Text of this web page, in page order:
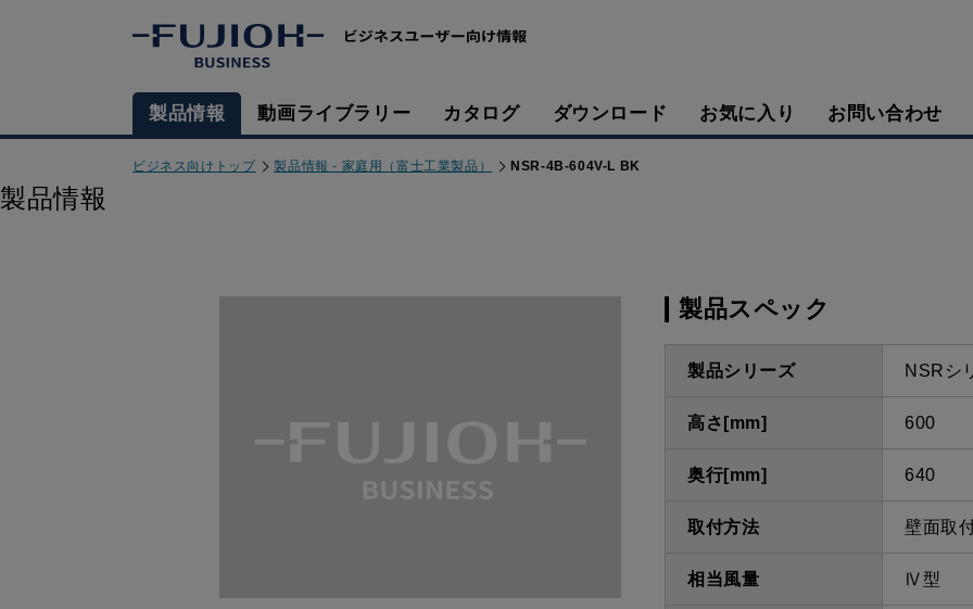
製品情報 動画ライブラリー カタログ ダウンロード お気に入り お問い合わせ
ビジネス向けトップ 製品情報 - 家庭用（富士工業製品） NSR-4B-604V-L BK
製品情報
製品スペック
製品シリーズ NSRシ
高さ[mm] 600
奥行[mm] 640
取付方法 壁面取
相当風量 Ⅳ型